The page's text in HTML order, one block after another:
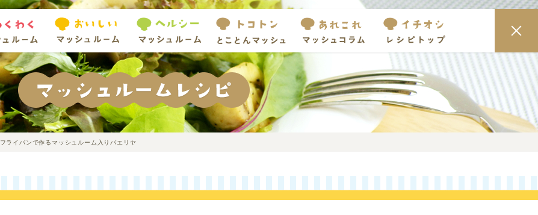
フライパンで作るマッシュルーム入りパエリヤ